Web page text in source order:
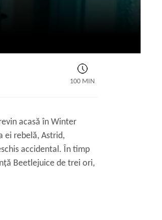
100 MIN
acasă în Winter
ei rebelă, Astrid,
accidental. În timp
Beetlejuice de trei ori,